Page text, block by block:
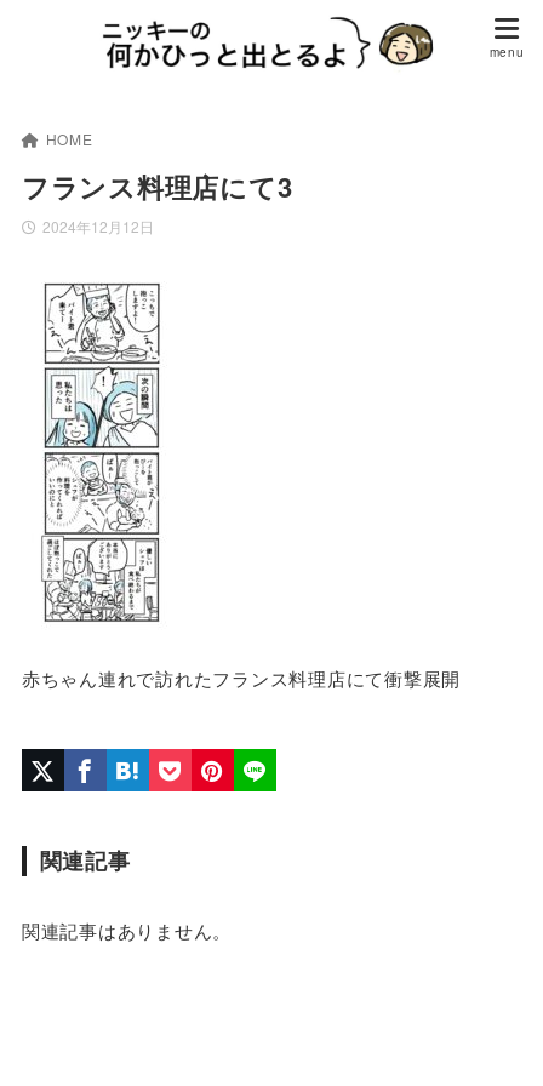
HOME
フランス料理店にて3
2024年12月12日
赤ちゃん連れで訪れたフランス料理店にて衝撃展開
関連記事
関連記事はありません。